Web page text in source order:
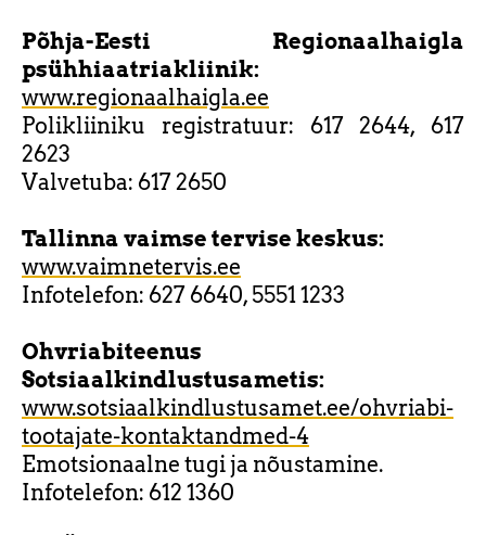
Põhja-Eesti Regionaalhaigla
psühhiaatriakliinik:
www.regionaalhaigla.ee
Polikliiniku registratuur: 617 2644, 617
2623
Valvetuba: 617 2650
Tallinna vaimse tervise keskus:
www.vaimnetervis.ee
Infotelefon: 627 6640, 5551 1233
Ohvriabiteenus
Sotsiaalkindlustusametis:
www.sotsiaalkindlustusamet.ee/ohvriabi-
tootajate-kontaktandmed-4
Emotsionaalne tugi ja nõustamine.
Infotelefon: 612 1360